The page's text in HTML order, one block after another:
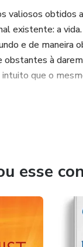
valiosos obtidos
existente: a
e de maneira
à
que o
que irão se
esse